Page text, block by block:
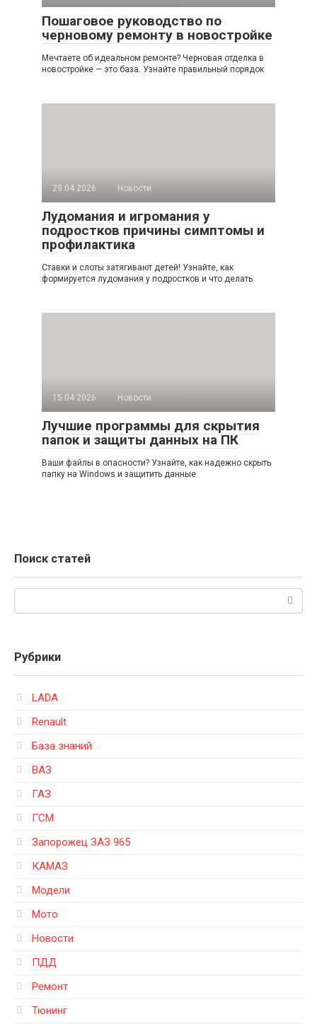
Пошаговое руководство по
черновому ремонту в новостройке
Мечтаете об идеальном ремонте? Черновая отделка в
новостройке — это база. Узнайте правильный порядок
29.04.2026 Новости
Лудомания и игромания у
подростков причины симптомы и
профилактика
Ставки и слоты затягивают детей! Узнайте, как
формируется лудомания у подростков и что делать
15.04.2026 Новости
Лучшие программы для скрытия
папок и защиты данных на ПК
Ваши файлы в опасности? Узнайте, как надежно скрыть
папку на Windows и защитить данные
Поиск статей
Рубрики
LADA
Renault
База знаний
ВАЗ
ГАЗ
ГСМ
Запорожец ЗАЗ 965
КАМАЗ
Модели
Мото
Новости
ПДД
Ремонт
Тюнинг